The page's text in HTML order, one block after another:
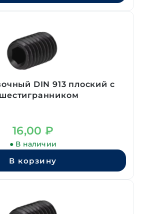
DIN 913 плоский с
16,00 ₽
● В наличии
В корзину